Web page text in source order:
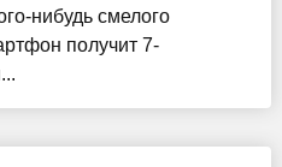
нибудь смелого
получит 7-